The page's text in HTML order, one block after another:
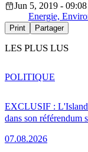
Jun 5, 2019 - 09:08
Energie,
Print Partager
LES PLUS LUS
EXCLUSIF :
dans son référendum
07.08.2026
POLITIQUE